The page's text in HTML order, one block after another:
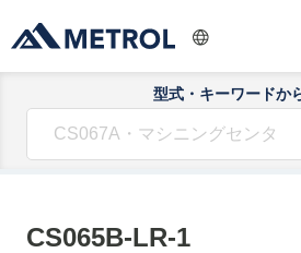
型式・キーワードか
CS065B-LR-1